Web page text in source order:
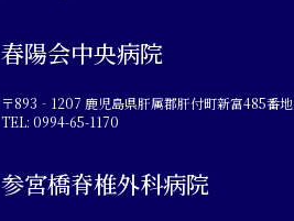
春陽会中央病院
〒893‐1207 鹿児島県肝属郡肝付町新富485番地
TEL: 0994-65-1170
参宮橋脊椎外科病院